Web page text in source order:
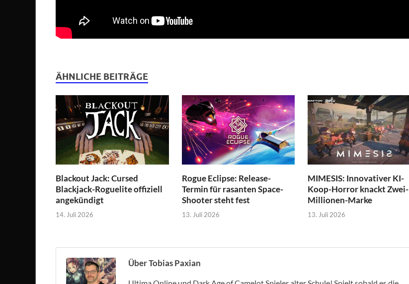
ÄHNLICHE BEITRÄGE
Blackout Jack: Cursed
Blackjack-Roguelite offiziell
angekündigt
14. Juli 2026
Rogue Eclipse: Release-
Termin für rasanten Space-
Shooter steht fest
13. Juli 2026
MIMESIS: Innovativer KI-
Koop-Horror knackt Zwei-
Millionen-Marke
13. Juli 2026
Über Tobias Paxian